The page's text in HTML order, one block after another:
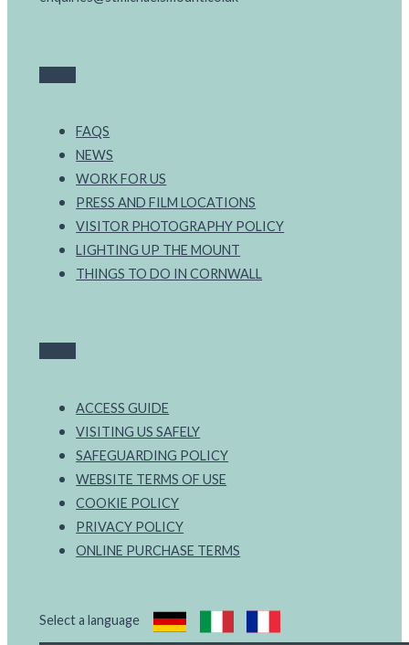
FAQS
NEWS
WORK FOR US
PRESS AND FILM LOCATIONS
VISITOR PHOTOGRAPHY POLICY
LIGHTING UP THE MOUNT
THINGS TO DO IN CORNWALL
ACCESS GUIDE
VISITING US SAFELY
SAFEGUARDING POLICY
WEBSITE TERMS OF USE
COOKIE POLICY
PRIVACY POLICY
ONLINE PURCHASE TERMS
Select a language